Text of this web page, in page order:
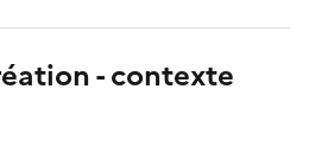
- contexte